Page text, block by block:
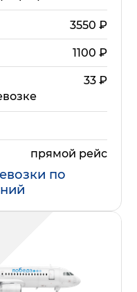
3550 ₽
1100 ₽
33₽
прямой рейс
по